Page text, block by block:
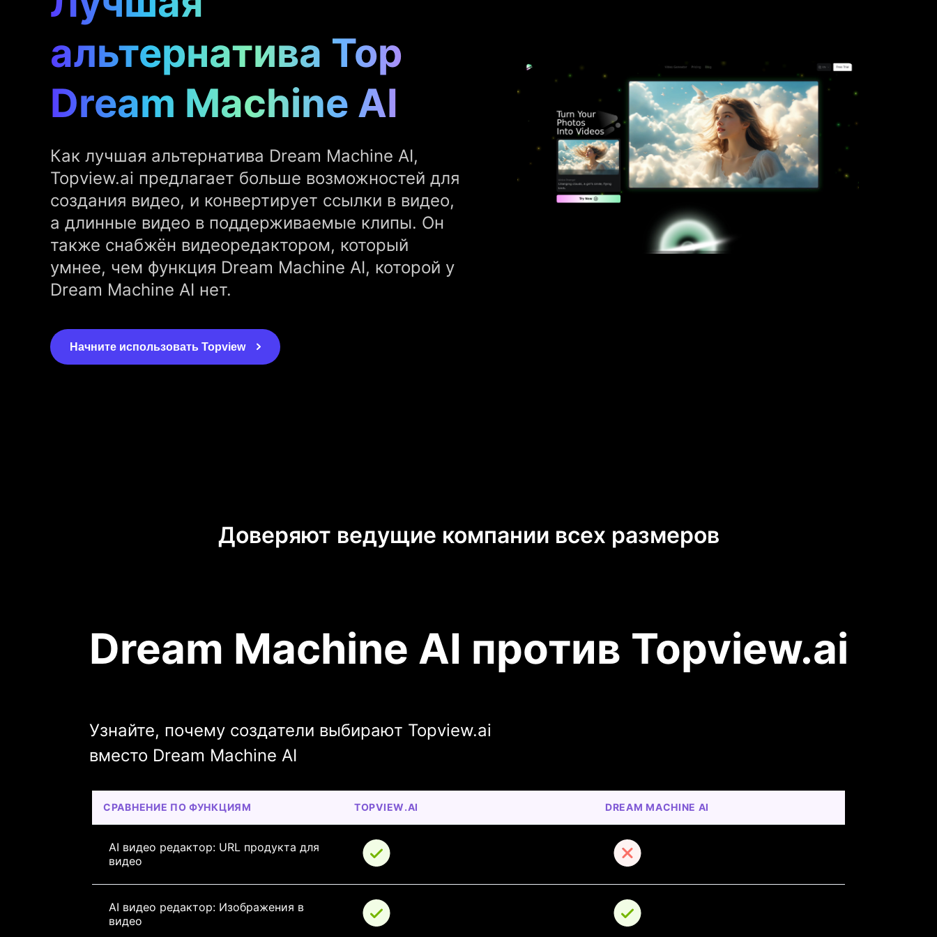
альтернатива Top
Dream Machine AI
Как лучшая альтернатива Dream Machine AI,
Topview.ai предлагает больше возможностей для
создания видео, и конвертирует ссылки в видео,
а длинные видео в поддерживаемые клипы. Он
также снабжён видеоредактором, который
умнее, чем функция Dream Machine AI, которой у
Dream Machine AI нет.
Начните использовать Topview
Доверяют ведущие компании всех размеров
Dream Machine AI против Topview.ai
Узнайте, почему создатели выбирают Topview.ai
вместо Dream Machine AI
СРАВНЕНИЕ ПО ФУНКЦИЯМ TOPVIEW.AI DREAM MACHINE AI
AI видео редактор: URL продукта для
видео
AI видео редактор: Изображения в
видео